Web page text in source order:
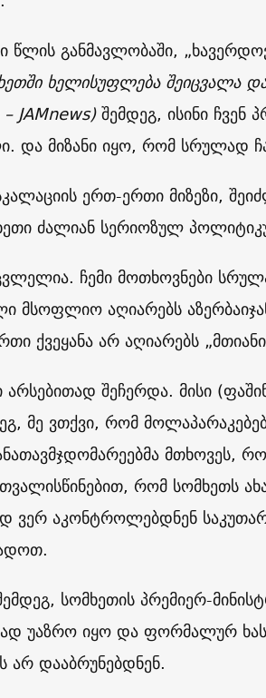
წლის განმავლობაში,
ხელისუფლება შეიცვალა
JAMnews)შემდეგ, ისინი ჩვენ
და მიზანი იყო, რომ სრულად
ერთ-ერთი მიზეზი,
ძალიან სერიოზულ
ჩემი მოთხოვნები
მსოფლიო აღიარებს
ქვეყანა არ აღიარებს
შეჩერდა. მისი
მე ვთქვი, რომ
მთხოვეს,
რომ სომხეთს
ვერ აკონტროლებდნენ საკუთარ
სომხეთის პრემიერ-
უაზრო იყო და ფორმალურ
დააბრუნებდნენ.